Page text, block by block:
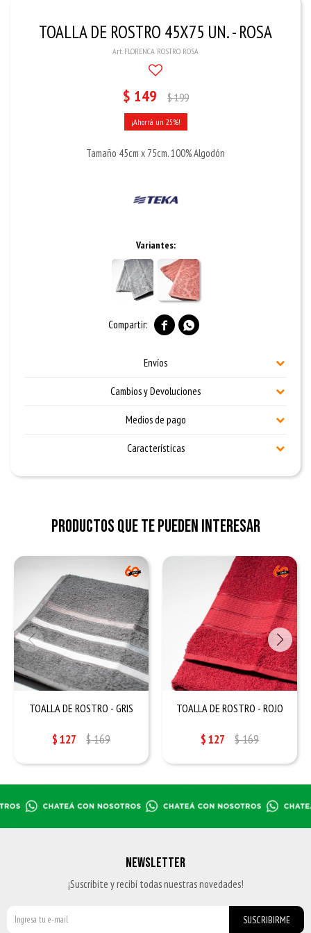
TOALLA DE ROSTRO 45X75 UN. - ROSA
FLORENCA ROSTRO ROSA
$ 149 $199
25
Tamaño 45cm x 75cm. 100% Algodón
Variantes:
 
Envíos
Cambios y Devoluciones
Medios de pago
Características
Productos que te pueden interesar
TOALLA DE ROSTRO - GRIS
$127 $169
TOALLA DE ROSTRO - ROJO
$127 $169
NEWSLETTER
¡Suscribite y recibí todas nuestras novedades!
SUSCRIBIRME